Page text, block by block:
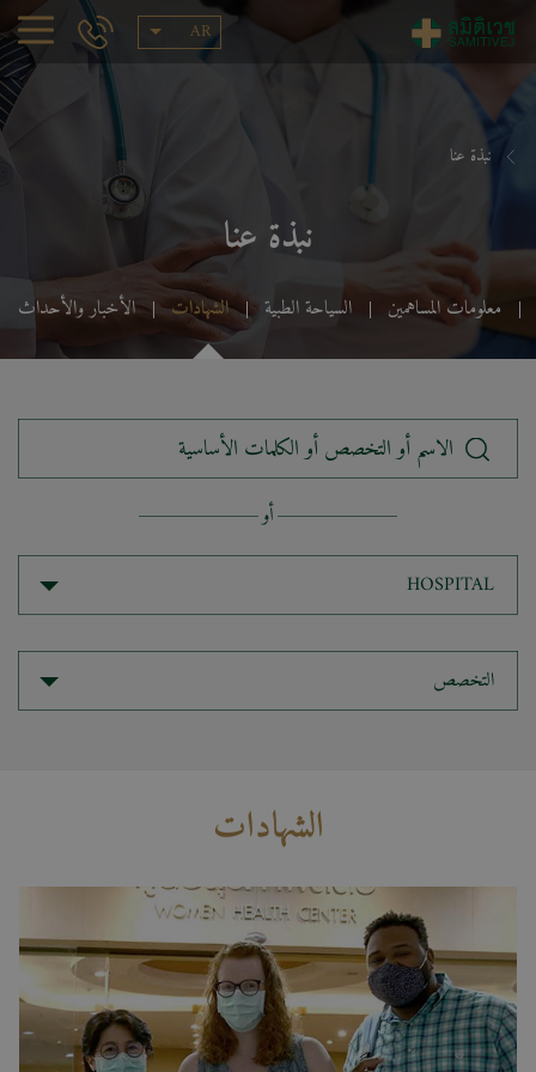
AR
نبذة عنا
نبذة عنا
معلومات المساهمين السياحة الطبية الشهادات الأخبار والأحداث
الاسم أو التخصص أو الكلمات الأساسية
أو
HOSPITAL
التخصص
الشهادات